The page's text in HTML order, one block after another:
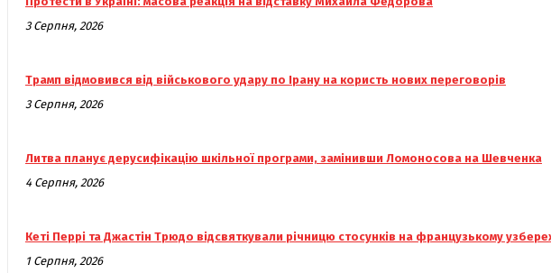
3 Серпня, 2026
Трамп відмовився від військового удару по Ірану на користь нових переговорів
3 Серпня, 2026
Литва планує дерусифікацію шкільної програми, замінивши Ломоносова на Шевченка
4 Серпня, 2026
Кеті Перрі та Джастін Трюдо відсвяткували річницю стосунків на французькому
1 Серпня, 2026